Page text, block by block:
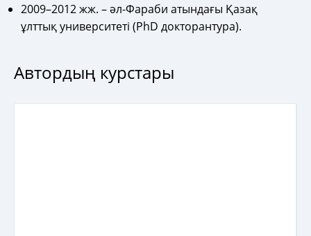
2009–2012 жж. – әл-Фараби атындағы Қазақ
ұлттық университеті (PhD докторантура).
Автордың курстары